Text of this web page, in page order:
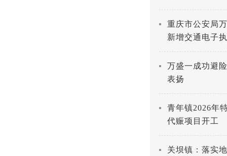
重庆市公安局
新增交通电子
万盛一成功避
表扬
青年镇2026年
代赈项目开工
关坝镇：落实